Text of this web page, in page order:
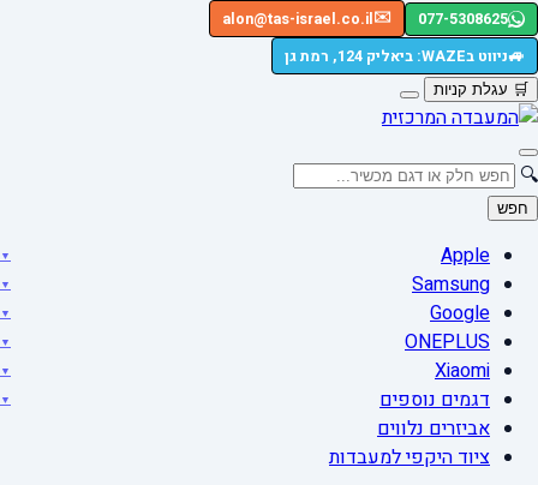
077-5308625
✉️
alon@tas-israel.co.il
🚙ניווט בWAZE: ביאליק 124, רמת גן
🛒 עגלת קניות
🔍
חפש
Apple
Samsung
Google
ONEPLUS
Xiaomi
דגמים נוספים
אביזרים נלווים
ציוד היקפי למעבדות